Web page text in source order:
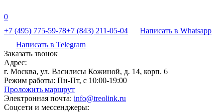
0
+7 (495) 775-59-78+7 (843) 211-05-04
Написать в Whatsapp
Написать в Telegram
Заказать звонок
Адрес:
г. Москва, ул. Василисы Кожиной, д. 14, корп. 6
Режим работы: Пн-Пт, с 10:00-19:00
Проложить маршрут
Электронная почта: info@treolink.ru
Соцсети и мессенджеры: